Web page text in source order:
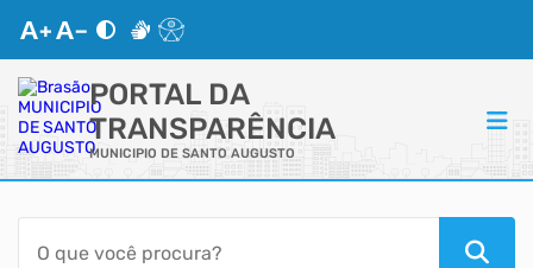
PORTAL DA
TRANSPARÊNCIA
MUNICIPIO DE SANTO AUGUSTO
ACESSO RÁPIDO